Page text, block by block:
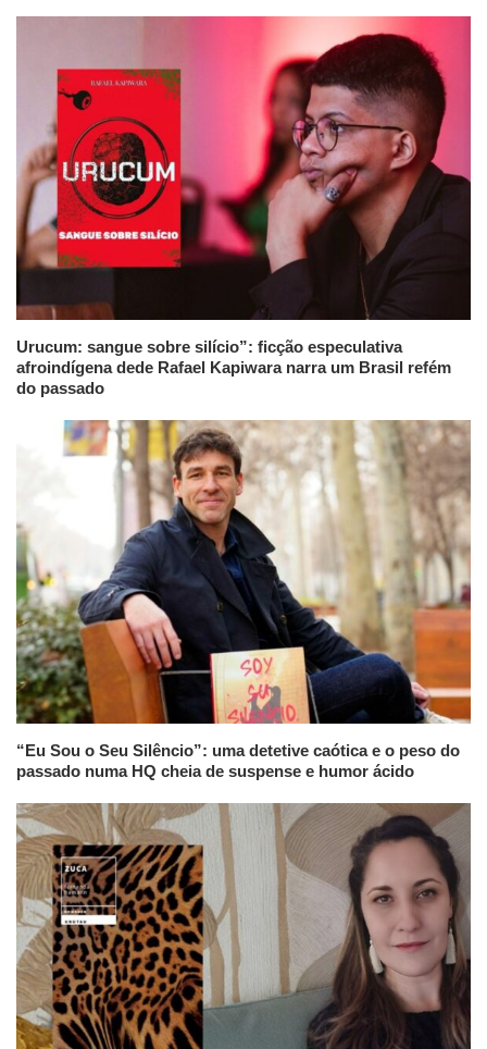
Urucum: sangue sobre silício”: ficção especulativa
afroindígena dede Rafael Kapiwara narra um Brasil refém
do passado
“Eu Sou o Seu Silêncio”: uma detetive caótica e o peso do
passado numa HQ cheia de suspense e humor ácido